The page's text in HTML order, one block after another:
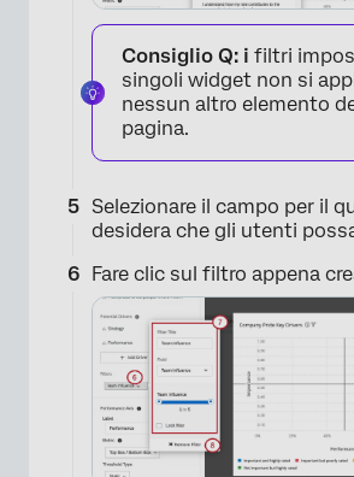
Consiglio Q: i filtri
singoli widget non si
nessun altro elemento
pagina.
Selezionare il campo per il
desidera che gli utenti
Fare clic sul filtro appena